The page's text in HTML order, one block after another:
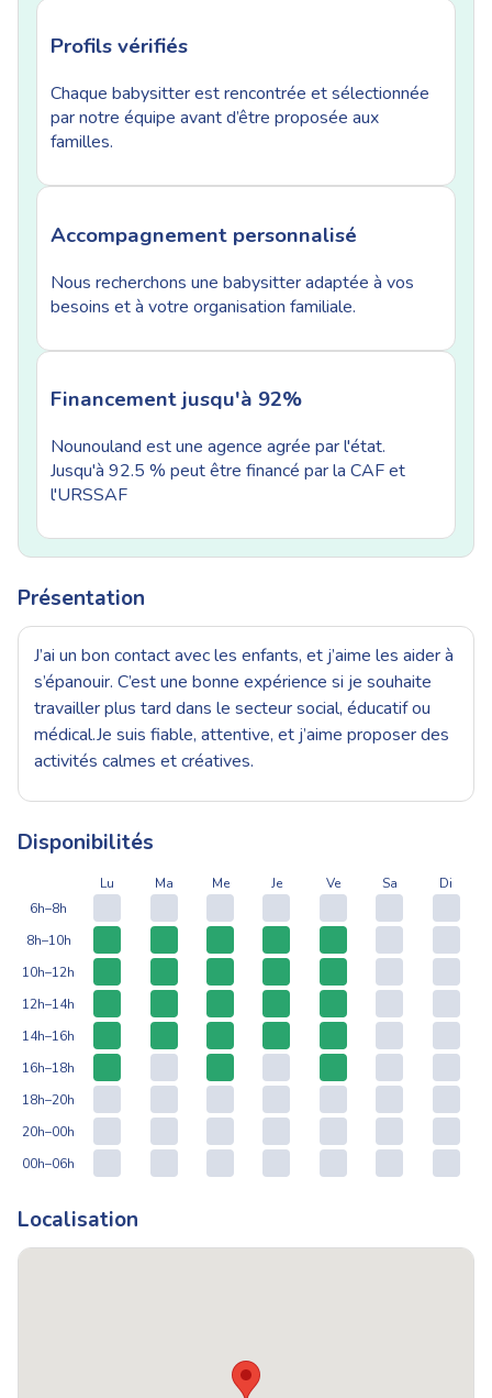
Profils vérifiés
Chaque babysitter est rencontrée et sélectionnée
par notre équipe avant d’être proposée aux
familles.
Accompagnement personnalisé
Nous recherchons une babysitter adaptée à vos
besoins et à votre organisation familiale.
Financement jusqu'à 92%
Nounouland est une agence agrée par l'état.
Jusqu'à 92.5 % peut être financé par la CAF et
l'URSSAF
Présentation
J’ai un bon contact avec les enfants, et j’aime les aider à
s’épanouir. C’est une bonne expérience si je souhaite
travailler plus tard dans le secteur social, éducatif ou
médical.Je suis fiable, attentive, et j’aime proposer des
activités calmes et créatives.
Disponibilités
Lu Ma Me Je Ve Sa
Di
6h–8h
8h–10h
10h–12h
12h–14h
14h–16h
16h–18h
18h–20h
20h–00h
00h–06h
Localisation